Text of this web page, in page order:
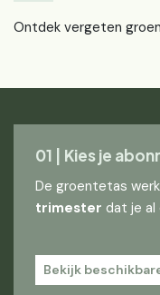
Ontdek vergeten
01 | Kies je
De groentetas
trimester dat je al
Bekijk